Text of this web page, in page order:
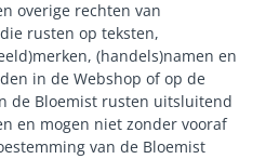
overige rechten van
rusten op teksten,
(handels)namen en
in de Webshop of op de
de Bloemist rusten uitsluitend
en mogen niet zonder vooraf
van de Bloemist